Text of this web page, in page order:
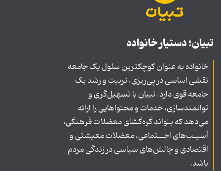
تبیان؛ دستیار خانواده
خانواده به عنوان کوچکترین سلول یک جامعه
نقشی اساسی در پی‌ریزی، تربیت و رشد یک
جامعه قوی دارد. تبیان با تسهیل‌گری و
توانمندسازی، خدمات و محتواهایی را ارائه
می‌دهد که بتواند گره‌گشای معضلات فرهنگی،
آسیـب‌های اجــتماعی، معضلات معیشتی و
اقتصادی و چالش‌های سیاسی در زندگی مردم
باشد.